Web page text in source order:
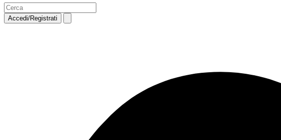
Accedi/Registrati